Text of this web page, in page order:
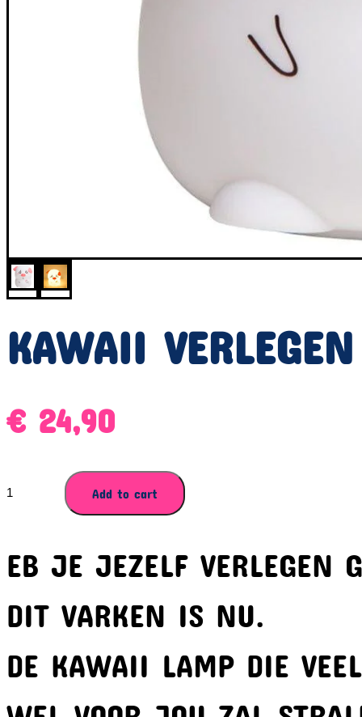
KAWAII
€24,90
VERLEGEN
quantity
Add to cart
EB JE JEZELF VERLEGEN
DIT VARKEN IS NU.
DE KAWAII LAMP DIE